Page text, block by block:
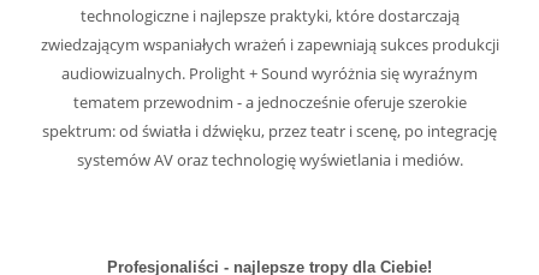
technologiczne i najlepsze praktyki, które dostarczają
zwiedzającym wspaniałych wrażeń i zapewniają sukces produkcji
audiowizualnych. Prolight + Sound wyróżnia się wyraźnym
tematem przewodnim - a jednocześnie oferuje szerokie
spektrum: od światła i dźwięku, przez teatr i scenę, po integrację
systemów AV oraz technologię wyświetlania i mediów.
Profesjonaliści - najlepsze tropy dla Ciebie!